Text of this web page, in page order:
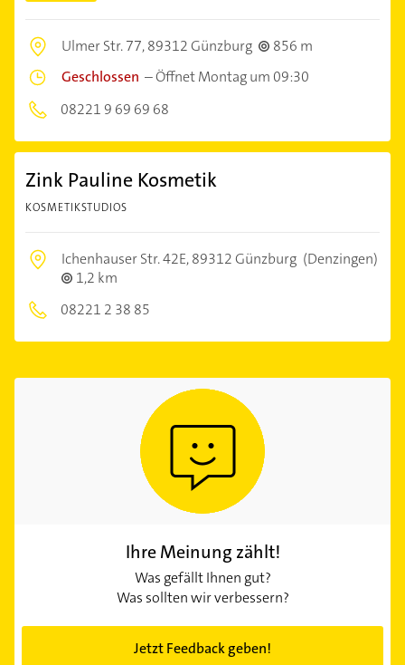
Ulmer Str. 77,89312 Günzburg
856 m
Geschlossen –Öffnet Montag um 09:30
08221 9 69 69 68
Zink Pauline Kosmetik
KOSMETIKSTUDIOS
Ichenhauser Str. 42E,89312 Günzburg (Denzingen)
1,2 km
08221 2 38 85
Ihre Meinung zählt!
Was gefällt Ihnen gut?
Was sollten wir verbessern?
Jetzt Feedback geben!